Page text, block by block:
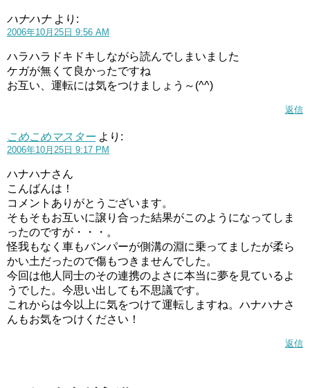
ハナハナ より:
2006年10月25日 9:56 AM
ハラハラドキドキしながら読んでしまいました
ケガが無くて良かったですね
お互い、運転には気をつけましょう～(^^)
返信
こめこめマスター より:
2006年10月25日 9:17 PM
ハナハナさん
こんばんは！
コメントありがとうございます。
そもそもお互いに譲り合った結果がこのようになってしま
ったのですが・・・。
怪我もなく車もバンパーが側溝の淵に乗ってましたが柔ら
かい土だったので傷もつきませんでした。
今回は他人同士のその連携のよさに本当に夢を見ているよ
うでした。今思い出しても不思議です。
これからは今以上に気をつけて運転しますね。ハナハナさ
んもお気をつけください！
返信